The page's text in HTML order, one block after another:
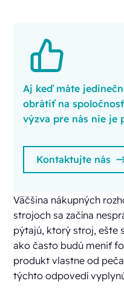
Aj keď máte
obrátiť na
výzva pre nás nie je
Kontaktujte nás
Väčšina nákupných
strojoch sa začína
pýtajú, ktorý stroj, ešte
ako často budú meniť
produkt vlastne od
týchto odpovedí